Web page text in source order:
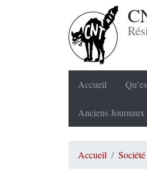
Accueil
Anciens Journaux
Accueil Société